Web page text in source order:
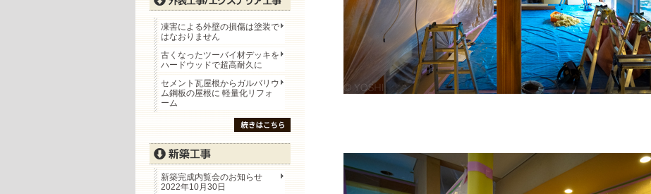
凍害による外壁の損傷は塗装で
はなおりません
古くなったツーバイ材デッキを
ハードウッドで超高耐久に
セメント瓦屋根からガルバリウ
ム鋼板の屋根に 軽量化リフォ
ーム
新築完成内覧会のお知らせ
2022年10月30日